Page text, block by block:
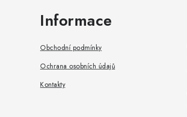
Informace
Obchodní podmínky
Ochrana osobních údajů
Kontakty